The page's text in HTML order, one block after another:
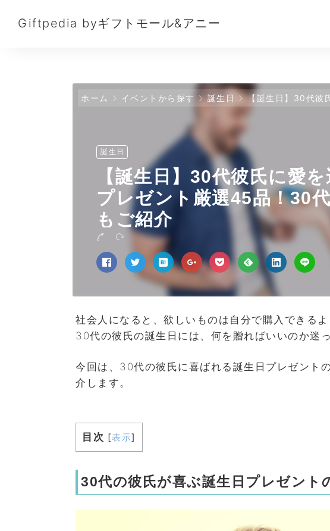
Giftpedia byギフトモール&アニー
ホーム イベントから探す 誕生日 【誕生日】30代彼氏に愛を込
誕生日
【誕生日】30代彼氏に愛
プレゼント厳選45品！30
もご紹介
社会人になると、欲しいものは自分で購入できる
30代の彼氏の誕生日には、何を贈ればいいのか迷
今回は、30代の彼氏に喜ばれる誕生日プレゼント
介します。
目次 [表示]
30代の彼氏が喜ぶ誕生日プレゼント